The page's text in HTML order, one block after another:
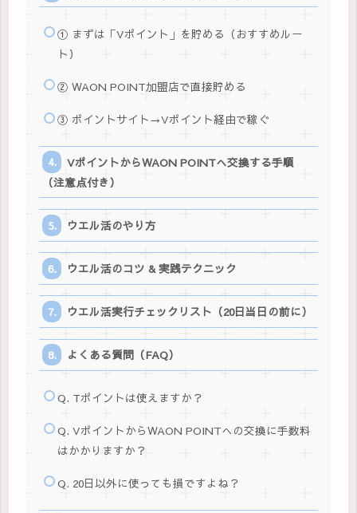
① まずは「Vポイント」を貯める（おすすめルー
ト）
② WAON POINT加盟店で直接貯める
③ ポイントサイト→Vポイント経由で稼ぐ
VポイントからWAON POINTへ交換する手順
（注意点付き）
ウエル活のやり方
ウエル活のコツ & 実践テクニック
ウエル活実行チェックリスト（20日当日の前に）
よくある質問（FAQ）
Q. Tポイントは使えますか？
Q. VポイントからWAON POINTへの交換に手数料
はかかりますか？
Q. 20日以外に使っても損ですよね？